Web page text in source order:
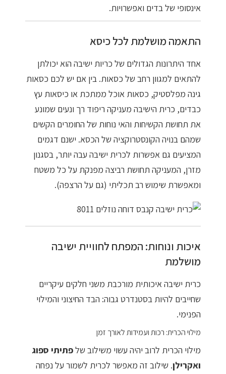
התחבר / הרשם
אינסופי של בדים ואפשרויות.
התאמה מושלמת לכל כיסא
אחד היתרונות הגדולים של כריות ישיבה הוא יכולתן
להתאים למגוון רחב של כסאות. בין אם יש לכם כסאות
גינה מפלסטיק, כסאות אוכל ממתכת או כיסאות עץ
כבדים, כרית הישיבה מעניקה ריפוד רך ונעים שמונע
את תחושת הקשיחות והאי נוחות של החומרים הקשים
שמהם בנויה הקונסטרוקציה של הכסא. ישנם דגמים
המציעים גם אפשרות לכרית ישיבה עבה יותר, בסגנון
מזרן, המעניקה תחושת רביצה מפנקת על כל משטח
ומאפשרת שימוש רב תכליתי (גם על הרצפה).
איכות ונוחות: המפתח לחוויית ישיבה
מושלמת
כרית ישיבה איכותית מורכבת משני חלקים עיקריים
שחייבים להיות בסטנדרט גבוה: הבד החיצוני והמילוי
הפנימי.
מילוי הכרית: רכות ועמידות לאורך זמן
מילוי הכרית לרוב יהיה עשוי משילוב שלפתיתי ספוג
ואקרילן. שילוב זה מאפשר לכרית לשמור על נפחה